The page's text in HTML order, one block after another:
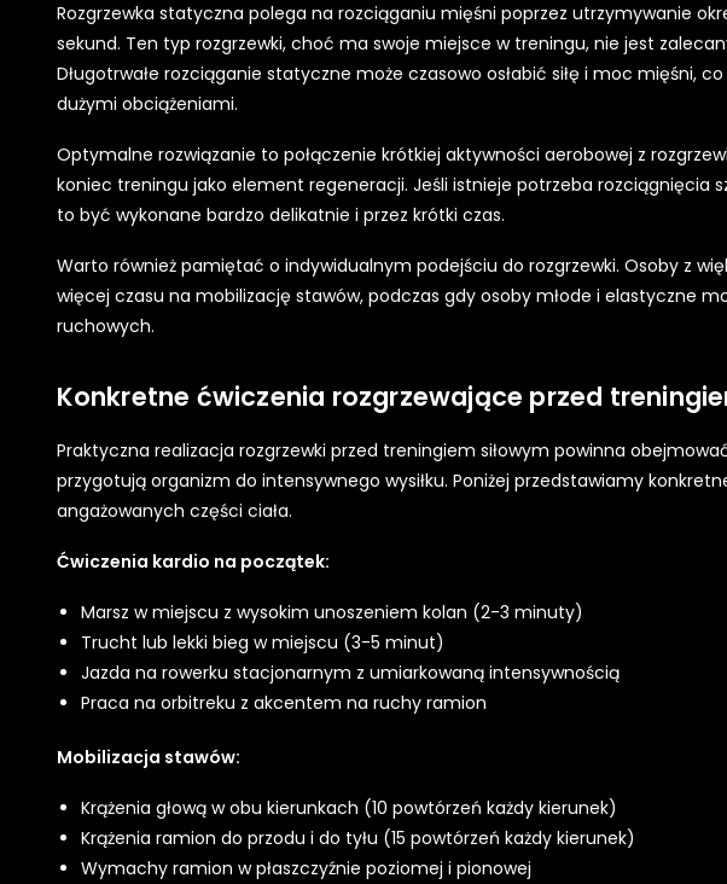
Rozgrzewka statyczna polega na rozciąganiu mięśni poprzez utrzymywanie
sekund. Ten typ rozgrzewki, choć ma swoje miejsce w treningu, nie jest
Długotrwałe rozciąganie statyczne może czasowo osłabić siłę i moc mięśni,
dużymi obciążeniami.
Optymalne rozwiązanie to połączenie krótkiej aktywności aerobowej z
koniec treningu jako element regeneracji. Jeśli istnieje potrzeba rozciągnięcia
to być wykonane bardzo delikatnie i przez krótki czas.
Warto również pamiętać o indywidualnym podejściu do rozgrzewki. Osoby z
więcej czasu na mobilizację stawów, podczas gdy osoby młode i elastyczne
ruchowych.
Konkretne ćwiczenia rozgrzewające przed
Praktyczna realizacja rozgrzewki przed treningiem siłowym powinna
przygotują organizm do intensywnego wysiłku. Poniżej przedstawiamy
angażowanych części ciała.
Ćwiczenia kardio na początek:
Marsz w miejscu z wysokim unoszeniem kolan (2-3 minuty)
Trucht lub lekki bieg w miejscu (3-5 minut)
Jazda na rowerku stacjonarnym z umiarkowaną intensywnością
Praca na orbitreku z akcentem na ruchy ramion
Mobilizacja stawów:
Krążenia głową w obu kierunkach (10 powtórzeń każdy kierunek)
Krążenia ramion do przodu i do tyłu (15 powtórzeń każdy kierunek)
Wymachy ramion w płaszczyźnie poziomej i pionowej